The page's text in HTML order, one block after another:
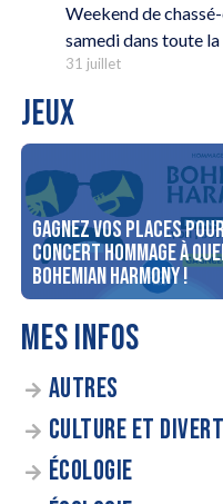
Weekend de
samedi dans toute
31 juillet
JEUX
Gagnez vos places
concert Hommage à
Bohemian Harmony !
MES INFOS
AUTRES
CULTURE ET
ÉCOLOGIE